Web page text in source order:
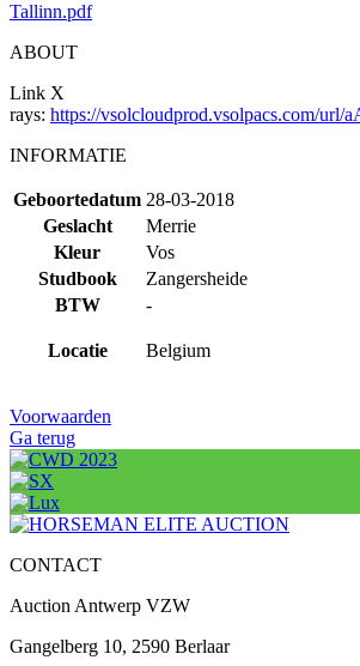
Tallinn.pdf
ABOUT
Link X
rays: https://vsolcloudprod.vsolpacs.com/
INFORMATIE
Geboortedatum 28-03-2018
Geslacht
Merrie
Kleur
Vos
Studbook
Zangersheide
BTW
-
Locatie Belgium
Voorwaarden
Ga terug
CONTACT
Auction Antwerp VZW
Gangelberg 10, 2590 Berlaar